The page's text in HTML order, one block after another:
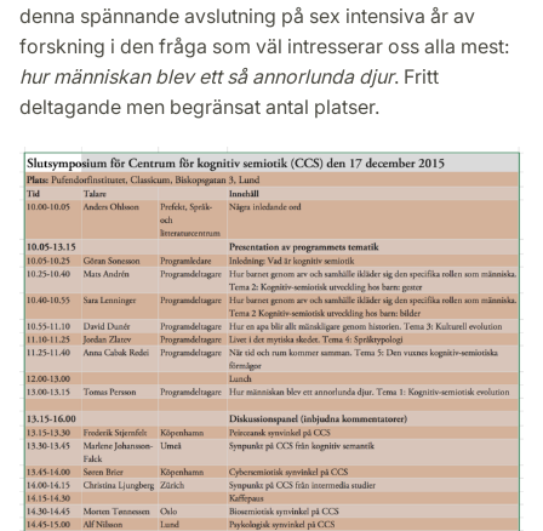
denna spännande avslutning på sex intensiva år av
forskning i den fråga som väl intresserar oss alla mest:
hur människan blev ett så annorlunda djur. Fritt
deltagande men begränsat antal platser.